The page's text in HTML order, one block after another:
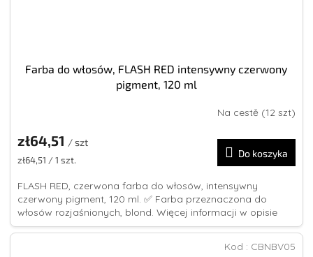
Farba do włosów, FLASH RED intensywny czerwony
pigment, 120 ml
produktu
wynosi
4,8
na
gwiazdek.
Na cestě (12 szt)
zł64,51 / szt
Cena
zł64,51 / 1 szt.
Do koszyka
FLASH RED, czerwona farba do włosów, intensywny
czerwony pigment, 120 ml. ✅ Farba przeznaczona do
włosów rozjaśnionych, blond. Więcej informacji w opisie
Kod : CBNBV05